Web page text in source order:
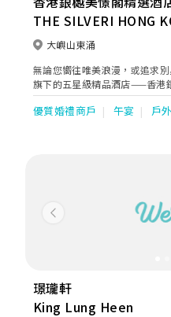
THE SILVERI HONG
大嶼山東涌
無論您嚮往唯美浪漫，或追求
旗下的五星級精品酒店——香港
現永誌難忘的夢幻婚禮。 香港
店倉，連接港鐵東涌站，宛如
3602 8809 或電郵至H6239-
優質婚禮商戶 午宴 戶
Previous
璟瓏軒
King Lung Heen